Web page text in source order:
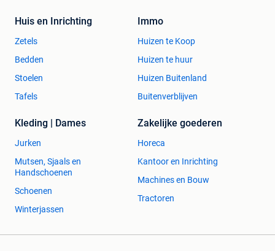
Huis en Inrichting
Zetels
Bedden
Stoelen
Tafels
Immo
Huizen te Koop
Huizen te huur
Huizen Buitenland
Buitenverblijven
Kleding | Dames
Jurken
Mutsen, Sjaals en
Handschoenen
Schoenen
Winterjassen
Zakelijke goederen
Horeca
Kantoor en Inrichting
Machines en Bouw
Tractoren